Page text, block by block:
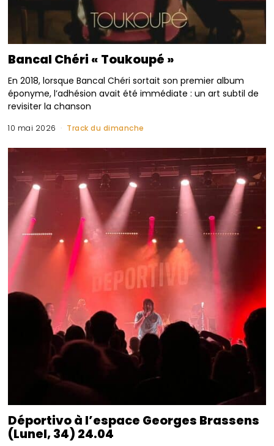
Bancal Chéri « Toukoupé »
En 2018, lorsque Bancal Chéri sortait son premier album
éponyme, l’adhésion avait été immédiate : un art subtil de
revisiter la chanson
10 mai 2026 Track du dimanche
Déportivo à l’espace Georges Brassens
(Lunel, 34) 24.04